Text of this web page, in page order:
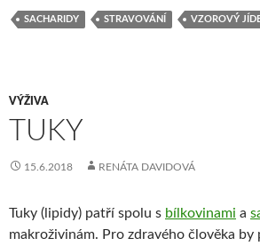
SACHARIDY STRAVOVÁNÍ VZOROVÝ
VÝŽIVA
TUKY
15.6.2018 RENÁTA DAVIDOVÁ
Tuky (lipidy) patří spolu s bílkovinami a
makroživinám. Pro zdravého člověka by